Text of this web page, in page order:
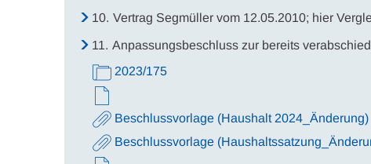
10. Vertrag Segmüller vom 12.05.2010; hier
11. Anpassungsbeschluss zur bereits
2023/175
Beschlussvorlage (Haushalt 2024_Änderung)
Beschlussvorlage